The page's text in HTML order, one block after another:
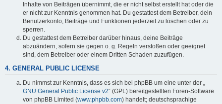
Inhalte von Beiträgen übernimmt, die er nicht selbst erstellt hat oder die
er nicht zur Kenntnis genommen hat. Du gestattest dem Betreiber, dein
Benutzerkonto, Beiträge und Funktionen jederzeit zu löschen oder zu
sperren.
Du gestattest dem Betreiber darüber hinaus, deine Beiträge
abzuändern, sofern sie gegen o. g. Regeln verstoßen oder geeignet
sind, dem Betreiber oder einem Dritten Schaden zuzufügen.
4. GENERAL PUBLIC LICENSE
Du nimmst zur Kenntnis, dass es sich bei phpBB um eine unter der „
GNU General Public License v2“ (GPL) bereitgestellten Foren-Software
von phpBB Limited (www.phpbb.com) handelt; deutschsprachige